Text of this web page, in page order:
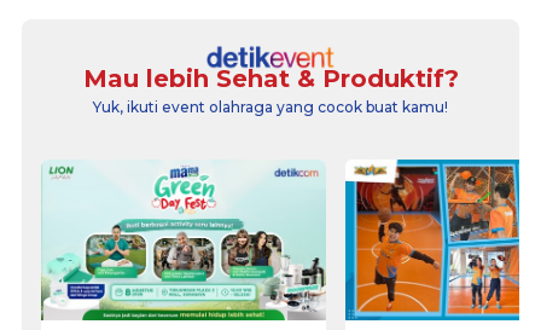
Mau lebih Sehat & Produktif?
Yuk, ikuti event olahraga yang cocok buat kamu!